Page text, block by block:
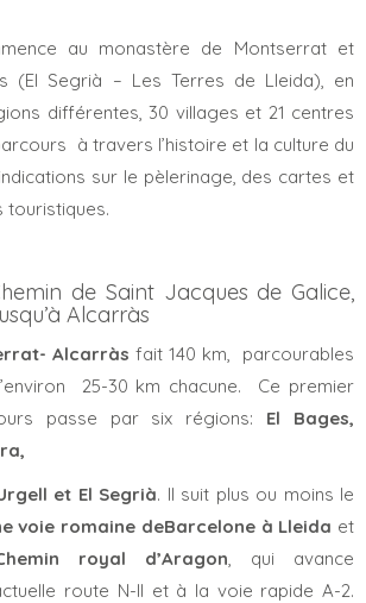
au monastère de Montserrat et
(El Segrià – Les Terres de Lleida), en
différentes, 30 villages et 21 centres
à travers l’histoire et la culture du
sur le pèlerinage, des cartes et
touristiques.
de Saint Jacques de Galice,
Alcarràs
Alcarràs fait 140 km, parcourables
25-30 km chacune. Ce premier
passe par six régions: El Bages,
et El Segrià. Il suit plus ou moins le
voie romaine deBarcelone à Lleida et
royal d’Aragon , qui avance
route N-II et à la voie rapide A-2.